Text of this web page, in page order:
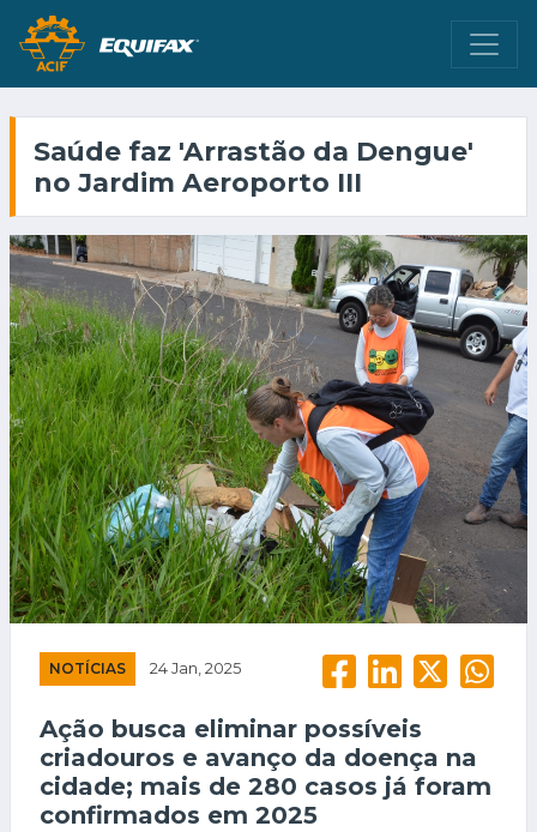
Saúde faz 'Arrastão da Dengue'
no Jardim Aeroporto III
NOTÍCIAS 24 Jan, 2025
Ação busca eliminar possíveis
criadouros e avanço da doença na
cidade; mais de 280 casos já foram
confirmados em 2025